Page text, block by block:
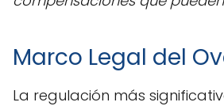
Marco Legal del
La regulación más